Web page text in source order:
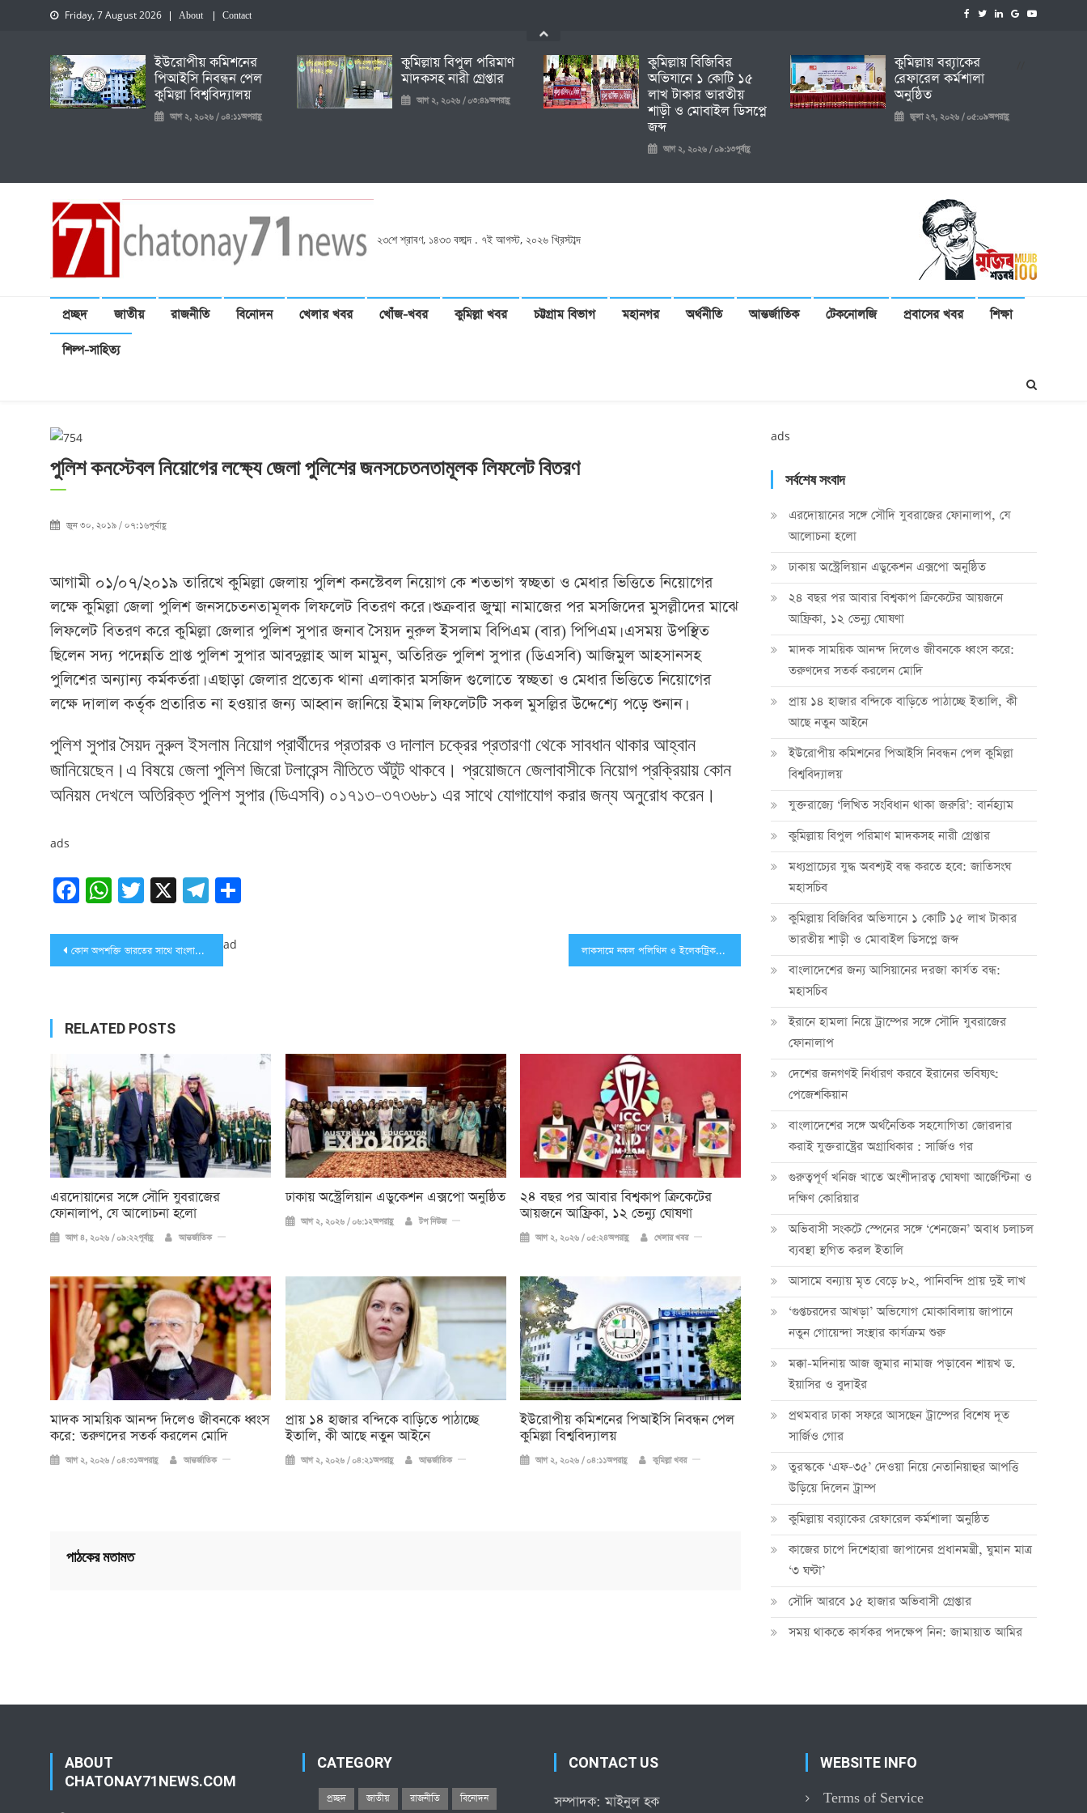
Friday, 7 August 2026 About Contact
ইউরোপীয় কমিশনের
পিআইসি নিবন্ধন পেল
কুমিল্লা বিশ্ববিদ্যালয়
আগ ২, ২০২৬ / ০৪:১১অপরাহ্ণ
কুমিল্লায় বিপুল পরিমাণ
মাদকসহ নারী গ্রেপ্তার
আগ ২, ২০২৬ / ০৩:৪৯অপরাহ্ণ
কুমিল্লায় বিজিবির
অভিযানে ১ কোটি ১৫
লাখ টাকার ভারতীয়
শাড়ী ও মোবাইল ডিসপ্লে
জব্দ
আগ ২, ২০২৬ / ০৯:১৩পূর্বাহ্ণ
কুমিল্লায় ব্র‍্যাকের
রেফারেল কর্মশালা
অনুষ্ঠিত
জুলা ২৭, ২০২৬ / ০৫:০৯অপরাহ্ণ
২৩শে শ্রাবণ, ১৪৩৩ বঙ্গাব্দ . ৭ই আগস্ট, ২০২৬ খ্রিস্টাব্দ
প্রচ্ছদ জাতীয় রাজনীতি বিনোদন খেলার খবর খোঁজ-খবর কুমিল্লা খবর চট্টগ্রাম বিভাগ মহানগর অর্থনীতি আন্তর্জাতিক টেকনোলজি প্রবাসের খবর শিক্ষা
শিল্প-সাহিত্য
পুলিশ কনস্টেবল নিয়োগের লক্ষ্যে জেলা পুলিশের জনসচেতনতামূলক লিফলেট বিতরণ
জুন ৩০, ২০১৯ / ০৭:১৬পূর্বাহ্ণ
আগামী ০১/০৭/২০১৯ তারিখে কুমিল্লা জেলায় পুলিশ কনস্টেবল নিয়োগ কে শতভাগ স্বচ্ছতা ও মেধার ভিত্তিতে নিয়োগের
লক্ষে কুমিল্লা জেলা পুলিশ জনসচেতনতামূলক লিফলেট বিতরণ করে। শুক্রবার জুম্মা নামাজের পর মসজিদের মুসল্লীদের মাঝে
লিফলেট বিতরণ করে কুমিল্লা জেলার পুলিশ সুপার জনাব সৈয়দ নুরুল ইসলাম বিপিএম (বার) পিপিএম। এসময় উপস্থিত
ছিলেন সদ্য পদেন্নতি প্রাপ্ত পুলিশ সুপার আবদুল্লাহ আল মামুন, অতিরিক্ত পুলিশ সুপার (ডিএসবি) আজিমুল আহসানসহ
পুলিশের অন্যান্য কর্মকর্তরা। এছাড়া জেলার প্রত্যেক থানা এলাকার মসজিদ গুলোতে স্বচ্ছতা ও মেধার ভিত্তিতে নিয়োগের
লক্ষে দালাল কর্তৃক প্রতারিত না হওয়ার জন্য আহ্বান জানিয়ে ইমাম লিফলেটটি সকল মুসল্লির উদ্দেশ্যে পড়ে শুনান।
পুলিশ সুপার সৈয়দ নুরুল ইসলাম নিয়োগ প্রার্থীদের প্রতারক ও দালাল চক্রের প্রতারণা থেকে সাবধান থাকার আহ্বান
জানিয়েছেন।এ বিষয়ে জেলা পুলিশ জিরো টলারেন্স নীতিতে অঁটুট থাকবে। প্রয়োজনে জেলাবাসীকে নিয়োগ প্রক্রিয়ায় কোন
অনিয়ম দেখলে অতিরিক্ত পুলিশ সুপার (ডিএসবি) ০১৭১৩–৩৭৩৬৮১ এর সাথে যোগাযোগ করার জন্য অনুরোধ করেন।
ads
Facebook
WhatsApp
Twitter
X Telegram
Post
কোন অপশক্তি ভারতের সাথে বাংলাদেশের সম্পর্ক বিছিন্ন করতে পারবে না লাকসামে নকল পলিথিন ও ইলেকট্রিক কারখানায় র‌্যাবের অভিযান
ad
RELATED POSTS
এরদোয়ানের সঙ্গে সৌদি যুবরাজের
ফোনালাপ, যে আলোচনা হলো
আগ ৪, ২০২৬ / ০৯:২২পূর্বাহ্ণ আন্তর্জাতিক
ঢাকায় অস্ট্রেলিয়ান এডুকেশন এক্সপো অনুষ্ঠিত
আগ ২, ২০২৬ / ০৬:১২অপরাহ্ণ টপ নিউজ
২৪ বছর পর আবার বিশ্বকাপ ক্রিকে‌টের
আয়জনে আফ্রিকা, ১২ ভেন্যু ঘোষণা
আগ ২, ২০২৬ / ০৫:২৪অপরাহ্ণ খেলার খবর
মাদক সাময়িক আনন্দ দিলেও জীবনকে ধ্বংস
করে: তরুণদের সতর্ক করলেন মোদি
আগ ২, ২০২৬ / ০৪:৩১অপরাহ্ণ আন্তর্জাতিক
প্রায় ১৪ হাজার বন্দিকে বাড়িতে পাঠাচ্ছে
ইতালি, কী আছে নতুন আইনে
আগ ২, ২০২৬ / ০৪:২১অপরাহ্ণ আন্তর্জাতিক
ইউরোপীয় কমিশনের পিআইসি নিবন্ধন পেল
কুমিল্লা বিশ্ববিদ্যালয়
আগ ২, ২০২৬ / ০৪:১১অপরাহ্ণ কুমিল্লা খবর
পাঠকের মতামত
ads
সর্বশেষ সংবাদ
এরদোয়ানের সঙ্গে সৌদি যুবরাজের ফোনালাপ, যে
আলোচনা হলো
ঢাকায় অস্ট্রেলিয়ান এডুকেশন এক্সপো অনুষ্ঠিত
২৪ বছর পর আবার বিশ্বকাপ ক্রিকে‌টের আয়জনে
আফ্রিকা, ১২ ভেন্যু ঘোষণা
মাদক সাময়িক আনন্দ দিলেও জীবনকে ধ্বংস করে:
তরুণদের সতর্ক করলেন মোদি
প্রায় ১৪ হাজার বন্দিকে বাড়িতে পাঠাচ্ছে ইতালি, কী
আছে নতুন আইনে
ইউরোপীয় কমিশনের পিআইসি নিবন্ধন পেল কুমিল্লা
বিশ্ববিদ্যালয়
যুক্তরাজ্যে ‘লিখিত সংবিধান থাকা জরুরি’: বার্নহ্যাম
কুমিল্লায় বিপুল পরিমাণ মাদকসহ নারী গ্রেপ্তার
মধ্যপ্রাচ্যের যুদ্ধ অবশ্যই বন্ধ করতে হবে: জাতিসংঘ
মহাসচিব
কুমিল্লায় বিজিবির অভিযানে ১ কোটি ১৫ লাখ টাকার
ভারতীয় শাড়ী ও মোবাইল ডিসপ্লে জব্দ
বাংলাদেশের জন্য আসিয়ানের দরজা কার্যত বন্ধ:
মহাসচিব
ইরানে হামলা নিয়ে ট্রাম্পের সঙ্গে সৌদি যুবরাজের
ফোনালাপ
দেশের জনগণই নির্ধারণ করবে ইরানের ভবিষ্যৎ:
পেজেশকিয়ান
বাংলাদেশের সঙ্গে অর্থনৈতিক সহযোগিতা জোরদার
করাই যুক্তরাষ্ট্রের অগ্রাধিকার : সার্জিও গর
গুরুত্বপূর্ণ খনিজ খাতে অংশীদারত্ব ঘোষণা আর্জেন্টিনা ও
দক্ষিণ কোরিয়ার
অভিবাসী সংকটে স্পেনের সঙ্গে ‘শেনজেন’ অবাধ চলাচল
ব্যবস্থা স্থগিত করল ইতালি
আসামে বন্যায় মৃত বেড়ে ৮২, পানিবন্দি প্রায় দুই লাখ
‘গুপ্তচরদের আখড়া’ অভিযোগ মোকাবিলায় জাপানে
নতুন গোয়েন্দা সংস্থার কার্যক্রম শুরু
মক্কা-মদিনায় আজ জুমার নামাজ পড়াবেন শায়খ ড.
ইয়াসির ও বুদাইর
প্রথমবার ঢাকা সফরে আসছেন ট্রাম্পের বিশেষ দূত
সার্জিও গোর
তুরস্ককে ‘এফ-৩৫’ দেওয়া নিয়ে নেতানিয়াহুর আপত্তি
উড়িয়ে দিলেন ট্রাম্প
কুমিল্লায় ব্র‍্যাকের রেফারেল কর্মশালা অনুষ্ঠিত
কাজের চাপে দিশেহারা জাপানের প্রধানমন্ত্রী, ঘুমান মাত্র
‘৩ ঘণ্টা’
সৌদি আরবে ১৫ হাজার অভিবাসী গ্রেপ্তার
সময় থাকতে কার্যকর পদক্ষেপ নিন: জামায়াত আমির
ABOUT
CHATONAY71NEWS.COM
CATEGORY
প্রচ্ছদ জাতীয় রাজনীতি বিনোদন
CONTACT US
সম্পাদক: মাইনুল হক
WEBSITE INFO
Terms of Service